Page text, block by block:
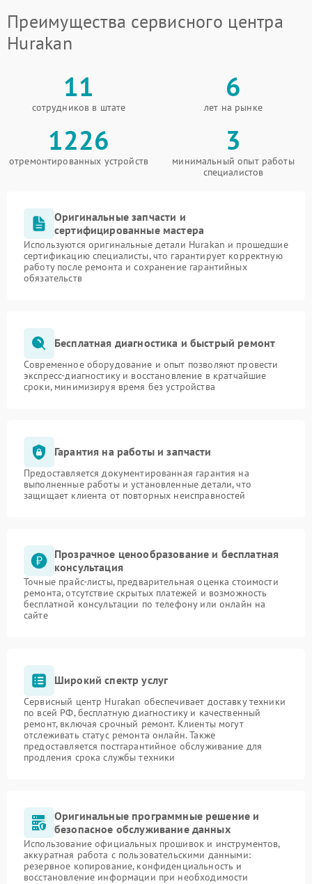
Преимущества сервисного центра
Hurakan
11
сотрудников в штате
6
лет на рынке
1226
отремонтированных устройств
3
минимальный опыт работы
специалистов
Оригинальные запчасти и
сертифицированные мастера
Используются оригинальные детали Hurakan и прошедшие
сертификацию специалисты, что гарантирует корректную
работу после ремонта и сохранение гарантийных
обязательств
Бесплатная диагностика и быстрый ремонт
Современное оборудование и опыт позволяют провести
экспресс-диагностику и восстановление в кратчайшие
сроки, минимизируя время без устройства
Гарантия на работы и запчасти
Предоставляется документированная гарантия на
выполненные работы и установленные детали, что
защищает клиента от повторных неисправностей
Прозрачное ценообразование и бесплатная
консультация
Точные прайс-листы, предварительная оценка стоимости
ремонта, отсутствие скрытых платежей и возможность
бесплатной консультации по телефону или онлайн на
сайте
Широкий спектр услуг
Сервисный центр Hurakan обеспечивает доставку техники
по всей РФ, бесплатную диагностику и качественный
ремонт, включая срочный ремонт. Клиенты могут
отслеживать статус ремонта онлайн. Также
предоставляется постгарантийное обслуживание для
продления срока службы техники
Оригинальные программные решение и
безопасное обслуживание данных
Использование официальных прошивок и инструментов,
аккуратная работа с пользовательскими данными:
резервное копирование, конфиденциальность и
восстановление информации при необходимости